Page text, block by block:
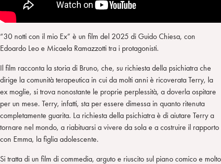
“30 notti con il mio Ex” è un film del 2025 di Guido Chiesa, con
Edoardo Leo e Micaela Ramazzotti tra i protagonisti.
Il film racconta la storia di Bruno, che, su richiesta della psichiatra che
dirige la comunità terapeutica in cui da molti anni è ricoverata Terry, la
ex moglie, si trova nonostante le proprie perplessità, a doverla ospitare
per un mese. Terry, infatti, sta per essere dimessa in quanto ritenuta
completamente guarita. La richiesta della psichiatra è di aiutare Terry a
tornare nel mondo, a riabituarsi a vivere da sola e a costruire il rapporto
con Emma, la figlia adolescente.
Si tratta di un film di commedia, arguto e riuscito sul piano comico e molto